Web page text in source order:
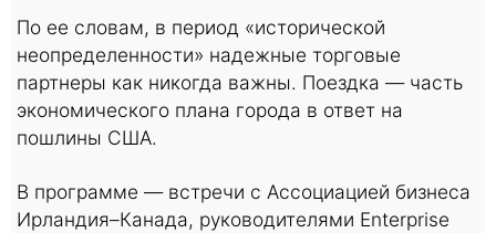
По ее словам, в период «исторической
неопределенности» надежные торговые
партнеры как никогда важны. Поездка — часть
экономического плана города в ответ на
пошлины США.
В программе — встречи с Ассоциацией бизнеса
Ирландия–Канада, руководителями Enterprise